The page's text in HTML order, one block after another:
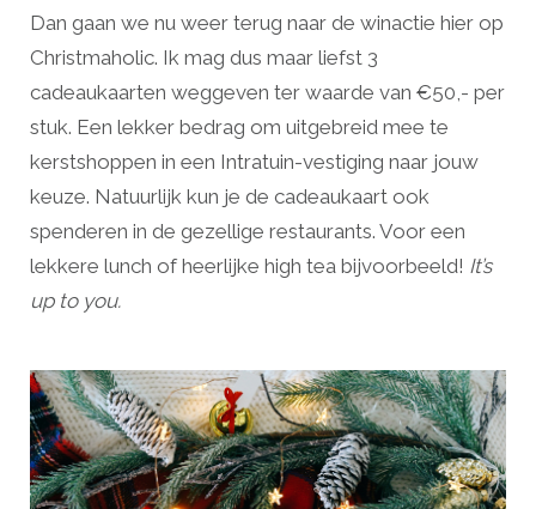
Dan gaan we nu weer terug naar de winactie hier op
Christmaholic. Ik mag dus maar liefst 3
cadeaukaarten weggeven ter waarde van €50,- per
stuk. Een lekker bedrag om uitgebreid mee te
kerstshoppen in een Intratuin-vestiging naar jouw
keuze. Natuurlijk kun je de cadeaukaart ook
spenderen in de gezellige restaurants. Voor een
lekkere lunch of heerlijke high tea bijvoorbeeld! It’s
up to you.